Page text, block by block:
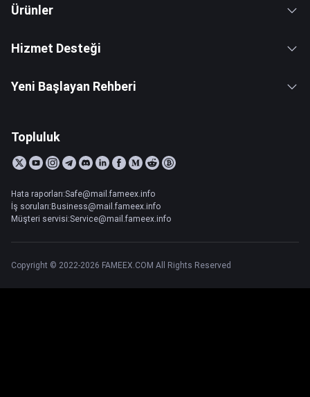
Ürünler
Hizmet Desteği
Yeni Başlayan Rehberi
Topluluk
Hata raporları:Safe@mail.fameex.info
İş soruları:Business@mail.fameex.info
Müşteri servisi:Service@mail.fameex.info
Copyright © 2022-2026 FAMEEX.COM All Rights Reserved